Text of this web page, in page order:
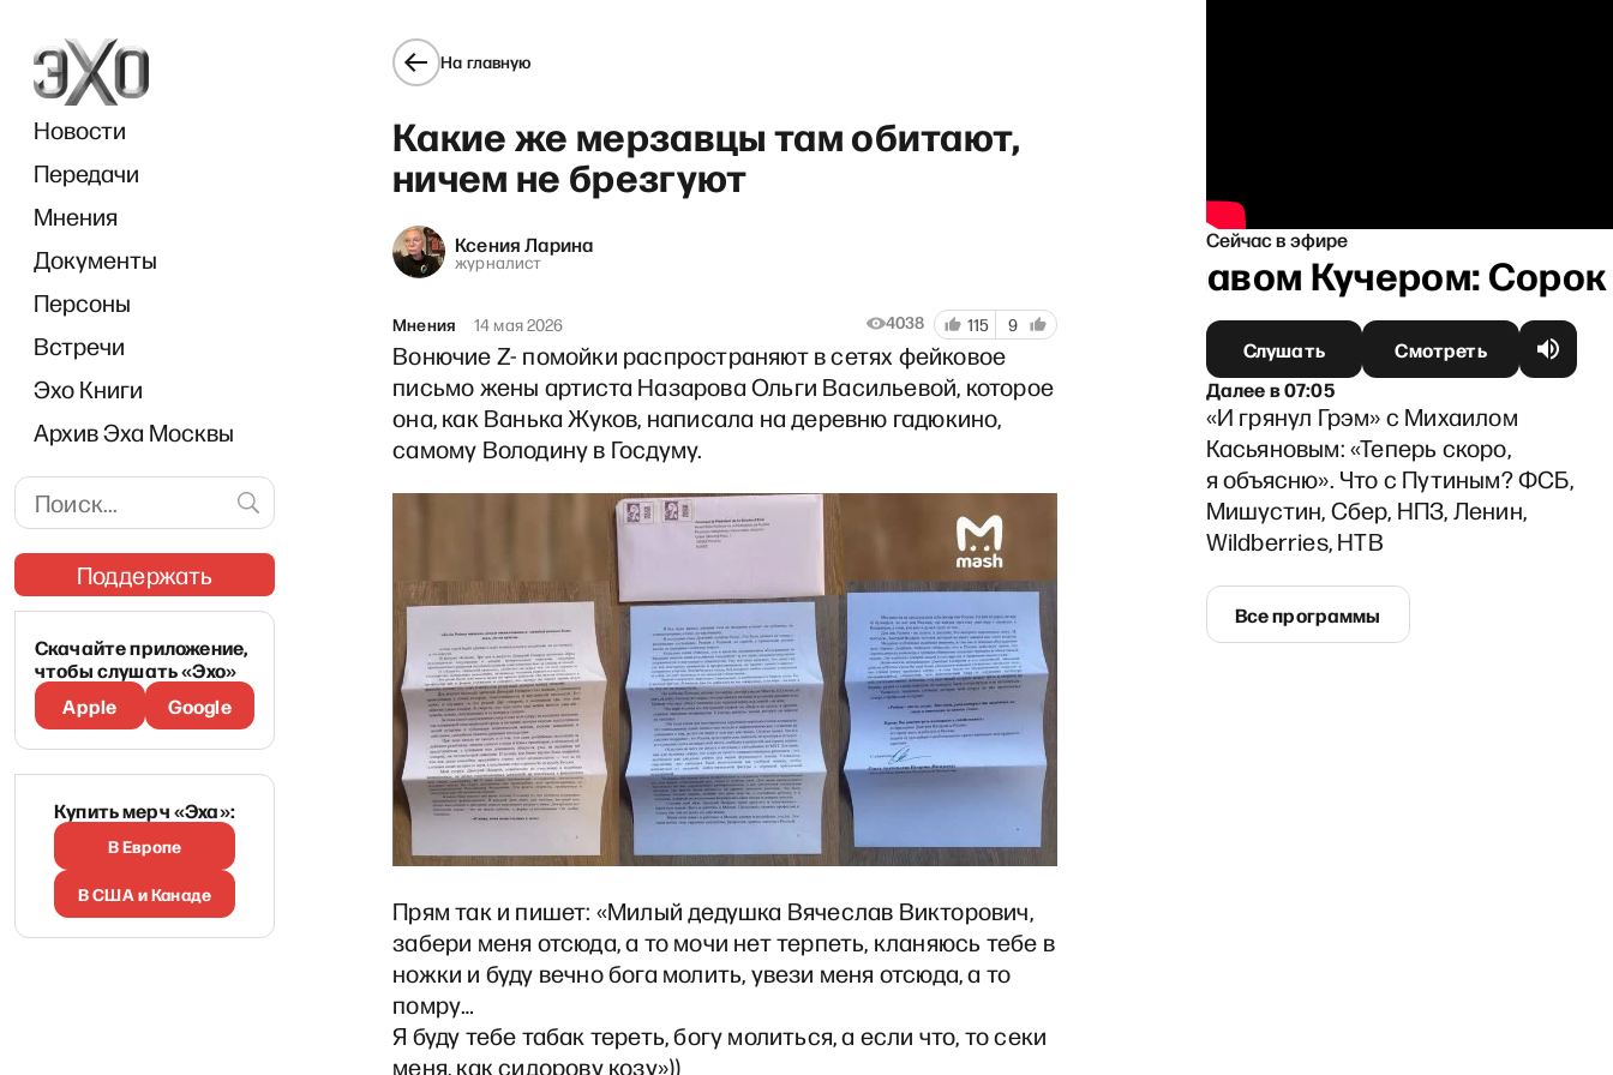
Новости
Передачи
Мнения
Документы
Персоны
Встречи
Эхо Книги
Архив Эха Москвы
Поддержать
Скачайте приложение,
чтобы слушать «Эхо»
Apple
Google
Купить мерч «Эха»:
В Европе
В США и Канаде
На главную
Какие же мерзавцы там обитают,
ничем не брезгуют
Ксения Ларина
журналист
Мнения 14 мая 2026 4038 115 9
Вонючие Z- помойки распространяют в сетях фейковое
письмо жены артиста Назарова Ольги Васильевой, которое
она, как Ванька Жуков, написала на деревню гадюкино,
самому Володину в Госдуму.
Прям так и пишет: «Милый дедушка Вячеслав Викторович,
забери меня отсюда, а то мочи нет терпеть, кланяюсь тебе в
ножки и буду вечно бога молить, увези меня отсюда, а то
помру…
Я буду тебе табак тереть, богу молиться, а если что, то секи
меня, как сидорову козу»))
Сейчас в эфире
«Хочу сказать. Ларина» со Станиславом Кучером: Сорок
Слушать
Смотреть
Далеев07:05
«И грянул Грэм» с Михаилом
Касьяновым: «Теперь скоро,
я объясню». Что с Путиным? ФСБ,
Мишустин, Сбер, НПЗ, Ленин,
Wildberries, НТВ
Все программы